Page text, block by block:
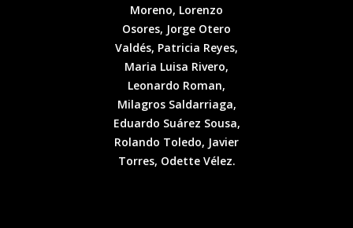
Moreno, Lorenzo
Osores, Jorge Otero
Valdés, Patricia Reyes,
Maria Luisa Rivero,
Leonardo Roman,
Milagros Saldarriaga,
Eduardo Suárez Sousa,
Rolando Toledo, Javier
Torres, Odette Vélez.